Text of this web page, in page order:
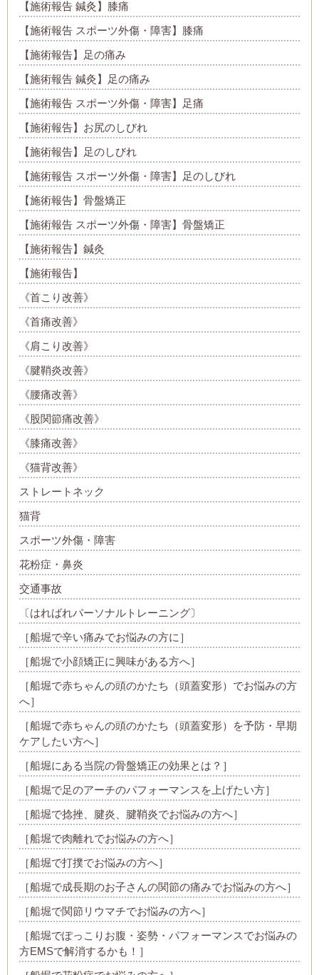
【施術報告 鍼灸】膝痛
【施術報告 スポーツ外傷・障害】膝痛
【施術報告】足の痛み
【施術報告 鍼灸】足の痛み
【施術報告 スポーツ外傷・障害】足痛
【施術報告】お尻のしびれ
【施術報告】足のしびれ
【施術報告 スポーツ外傷・障害】足のしびれ
【施術報告】骨盤矯正
【施術報告 スポーツ外傷・障害】骨盤矯正
【施術報告】鍼灸
【施術報告】
《首こり改善》
《首痛改善》
《肩こり改善》
《腱鞘炎改善》
《腰痛改善》
《股関節痛改善》
《膝痛改善》
《猫背改善》
ストレートネック
猫背
スポーツ外傷・障害
花粉症・鼻炎
交通事故
〔はればれパーソナルトレーニング〕
［船堀で辛い痛みでお悩みの方に］
［船堀で小顔矯正に興味がある方へ］
［船堀で赤ちゃんの頭のかたち（頭蓋変形）でお悩みの方
へ］
［船堀で赤ちゃんの頭のかたち（頭蓋変形）を予防・早期
ケアしたい方へ］
［船堀にある当院の骨盤矯正の効果とは？］
［船堀で足のアーチのパフォーマンスを上げたい方］
［船堀で捻挫、腱炎、腱鞘炎でお悩みの方へ］
［船堀で肉離れでお悩みの方へ］
［船堀で打撲でお悩みの方へ］
［船堀で成長期のお子さんの関節の痛みでお悩みの方へ］
［船堀で関節リウマチでお悩みの方へ］
［船堀でぽっこりお腹・姿勢・パフォーマンスでお悩みの
方EMSで解消するかも！］